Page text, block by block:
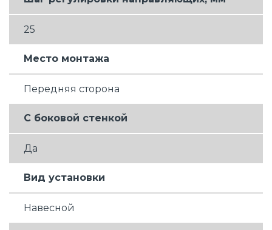
25
Место монтажа
Передняя сторона
С боковой стенкой
Да
Вид установки
Навесной